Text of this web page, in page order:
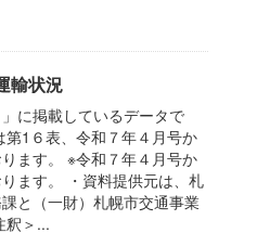
輸状況
に掲載しているデータで
1６表、令和７年４月号か
ます。 ※令和７年４月号か
ます。 ・資料提供元は、札
と（一財）札幌市交通事業
釈＞...